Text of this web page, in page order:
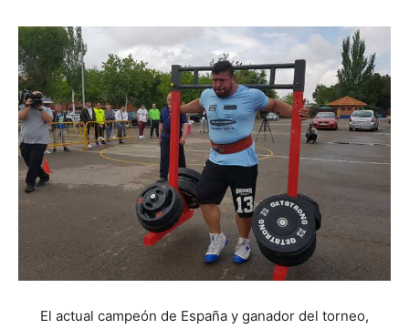
El actual campeón de España y ganador del torneo,